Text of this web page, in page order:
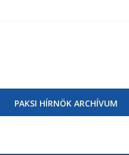
PAKSI HÍRNÖK ARCHÍVUM